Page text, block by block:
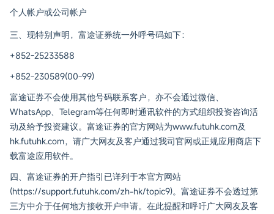
个人帐户或公司帐户
三、现特别声明，富途证券统一外呼号码如下：
+852-25233588
+852-230589(00-99)
富途证券不会使用其他号码联系客户，亦不会通过微信、
WhatsApp、Telegram等任何即时通讯软件的方式组织投资咨询活
动及给予投资建议。富途证券的官方网站为www.futuhk.com及
hk.futuhk.com，请广大网友及客户通过我司官网或正规应用商店下
载富途应用软件。
四、富途证券的开户指引已详列于本官方网站
(https://support.futuhk.com/zh-hk/topic9)。富途证券不会透过第
三方中介于任何地方接收开户申请。在此提醒和呼吁广大网友及客